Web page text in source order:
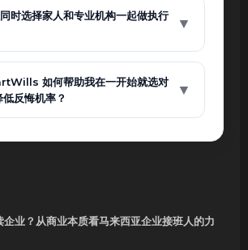
时选择家人和专业机构一起做执行
▼
如何帮助我在一开始就选对
反悔机率？
▼
业？从商业本质看马来西亚企业接班人的力